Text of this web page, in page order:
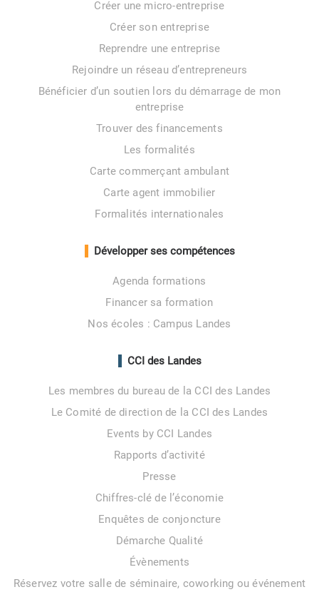
Créer une micro-entreprise
Créer son entreprise
Reprendre une entreprise
Rejoindre un réseau d’entrepreneurs
Bénéficier d’un soutien lors du démarrage de mon
entreprise
Trouver des financements
Les formalités
Carte commerçant ambulant
Carte agent immobilier
Formalités internationales
Développer ses compétences
Agenda formations
Financer sa formation
Nos écoles : Campus Landes
CCI des Landes
Les membres du bureau de la CCI des Landes
Le Comité de direction de la CCI des Landes
Events by CCI Landes
Rapports d’activité
Presse
Chiffres-clé de l’économie
Enquêtes de conjoncture
Démarche Qualité
Évènements
Réservez votre salle de séminaire, coworking ou événement